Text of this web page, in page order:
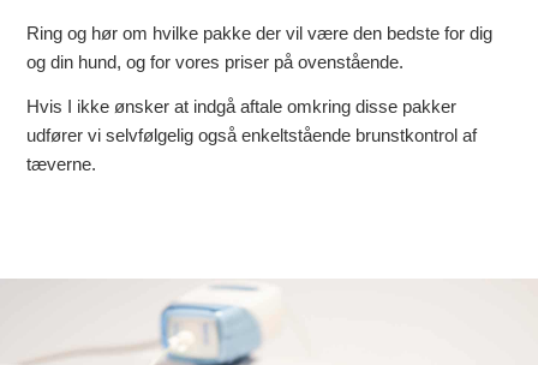
Ring og hør om hvilke pakke der vil være den bedste for dig
og din hund, og for vores priser på ovenstående.
Hvis I ikke ønsker at indgå aftale omkring disse pakker
udfører vi selvfølgelig også enkeltstående brunstkontrol af
tæverne.